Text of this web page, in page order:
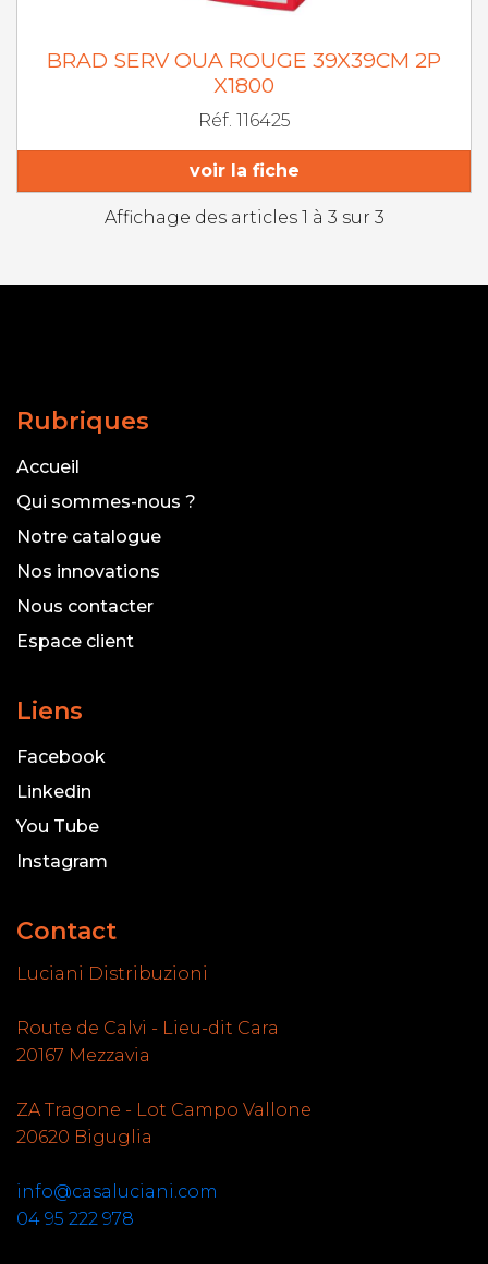
BRAD SERV OUA ROUGE 39X39CM 2P
X1800
Réf. 116425
voir la fiche
Affichage des articles 1 à 3 sur 3
Rubriques
Accueil
Qui sommes-nous ?
Notre catalogue
Nos innovations
Nous contacter
Espace client
Liens
Facebook
Linkedin
You Tube
Instagram
Contact
Luciani Distribuzioni
Route de Calvi - Lieu-dit Cara
20167 Mezzavia
ZA Tragone - Lot Campo Vallone
20620 Biguglia
info@casaluciani.com
04 95 222 978